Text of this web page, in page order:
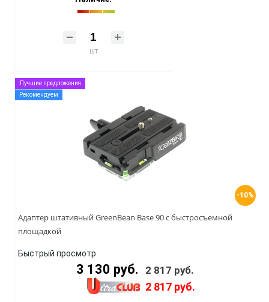
шт
-10%
Лучшие предложения
Рекомендуем
Адаптер штативный GreenBean Base 90 с быстросъемной
площадкой
Быстрый просмотр
3 130 руб. 2 817 руб.
2 817 руб.